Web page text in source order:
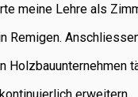
meine Lehre als
Remigen.
Holzbauunternehmen